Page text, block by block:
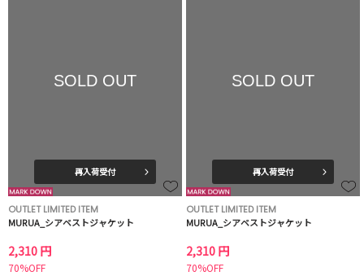
SOLD OUT
再入荷受付
OUTLET LIMITED ITEM
MURUA_シアベストジャケット
2,310 円
70%OFF
SOLD OUT
再入荷受付
OUTLET LIMITED ITEM
MURUA_シアベストジャケット
2,310 円
70%OFF